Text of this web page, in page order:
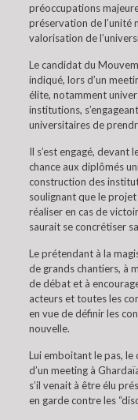
préoccupations
préservation de l’unité
valorisation de
Le candidat du
indiqué, lors d’un
élite, notamment
institutions,
universitaires de
Il s’est engagé, devant
chance aux diplômés
construction des
soulignant que le
réaliser en cas de
saurait se concrétiser
Le prétendant à la
de grands chantiers, à
de débat et à
acteurs et toutes les
en vue de définir les
nouvelle.
Lui emboitant le pas, le
d’un meeting à
s’il venait à être élu
en garde contre les